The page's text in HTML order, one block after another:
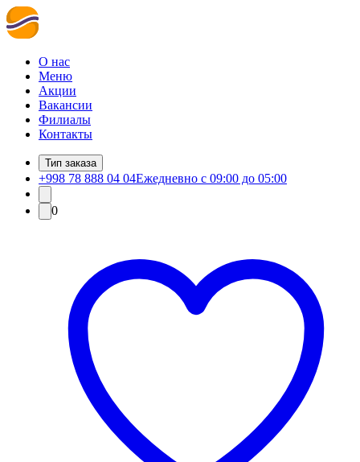
О нас
Меню
Акции
Вакансии
Филиалы
Контакты
Тип заказа
+998 78 888 04 04Ежедневно с 09:00 до 05:00
0